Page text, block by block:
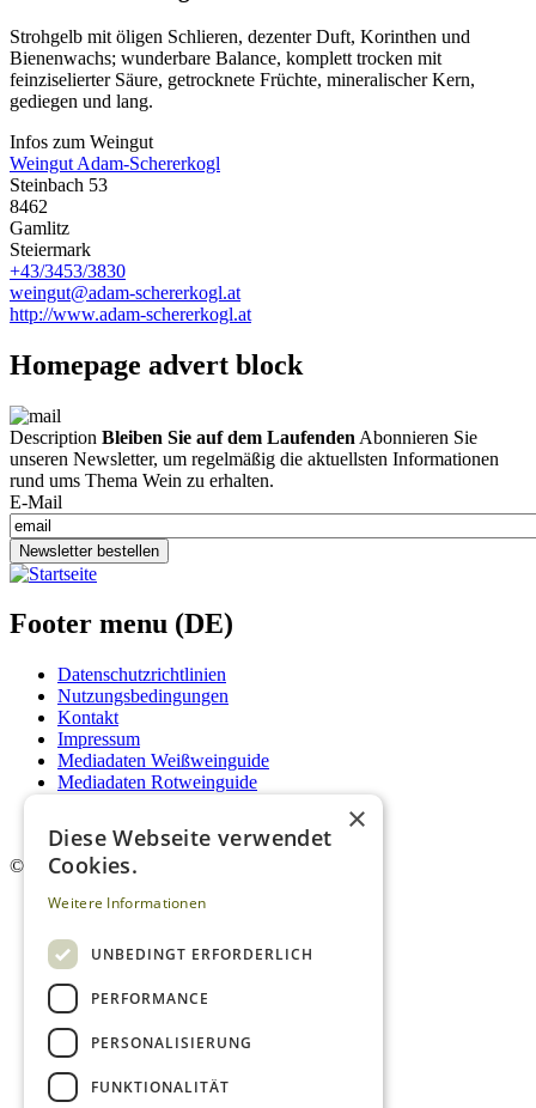
Strohgelb mit öligen Schlieren, dezenter Duft, Korinthen und
Bienenwachs; wunderbare Balance, komplett trocken mit
feinziselierter Säure, getrocknete Früchte, mineralischer Kern,
gediegen und lang.
Infos zum Weingut
Weingut Adam-Schererkogl
Steinbach 53
8462
Gamlitz
Steiermark
+43/3453/3830
weingut@adam-schererkogl.at
http://www.adam-schererkogl.at
Homepage advert block
Description Bleiben Sie auf dem Laufenden Abonnieren Sie
unseren Newsletter, um regelmäßig die aktuellsten Informationen
rund ums Thema Wein zu erhalten.
E-Mail
Newsletter bestellen
Footer menu (DE)
Datenschutzrichtlinien
Nutzungsbedingungen
Kontakt
Impressum
Mediadaten Weißweinguide
Mediadaten Rotweinguide
Newsletter
© 2026. Alle Rechte vorbehalten.
×
Diese Webseite verwendet
Cookies.
Weitere Informationen
UNBEDINGT ERFORDERLICH
PERFORMANCE
PERSONALISIERUNG
FUNKTIONALITÄT